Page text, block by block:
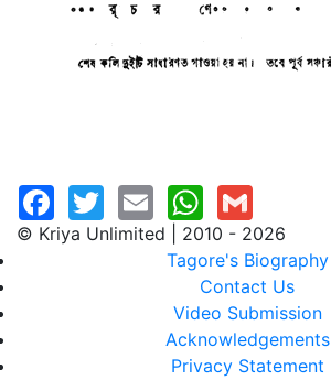
© Kriya Unlimited | 2010 - 2026
Tagore's Biography
Contact Us
Video Submission
Acknowledgements
Privacy Statement